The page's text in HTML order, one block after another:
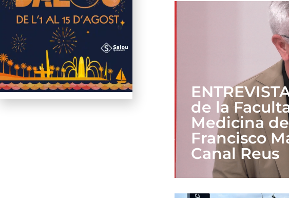
de la
Medicina
Francisco
Canal Reus